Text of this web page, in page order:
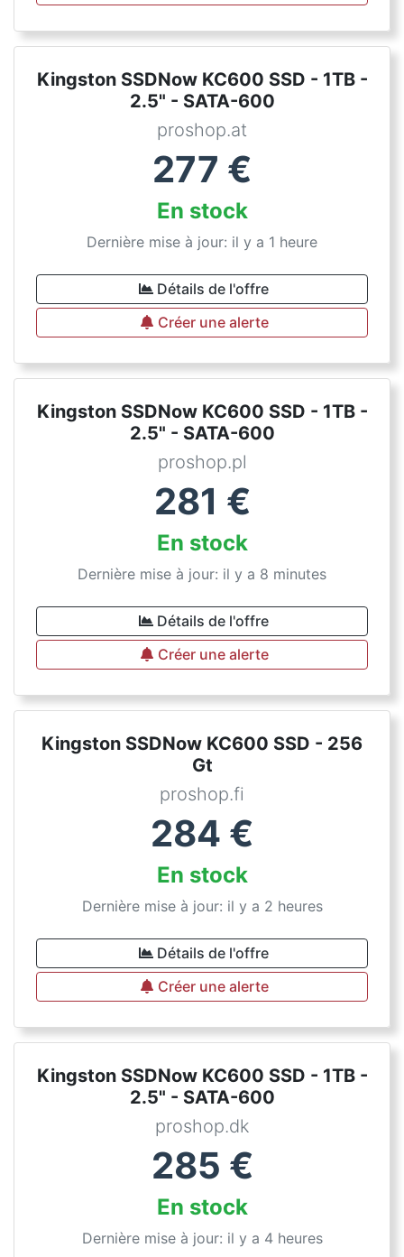
Kingston SSDNow KC600 SSD - 1TB -
2.5" - SATA-600
proshop.at
277 €
En stock
Dernière mise à jour: il y a 1 heure
Détails de l'offre
Créer une alerte
Kingston SSDNow KC600 SSD - 1TB -
2.5" - SATA-600
proshop.pl
281 €
En stock
Dernière mise à jour: il y a 8 minutes
Détails de l'offre
Créer une alerte
Kingston SSDNow KC600 SSD - 256
Gt
proshop.fi
284 €
En stock
Dernière mise à jour: il y a 2 heures
Détails de l'offre
Créer une alerte
Kingston SSDNow KC600 SSD - 1TB -
2.5" - SATA-600
proshop.dk
285 €
En stock
Dernière mise à jour: il y a 4 heures